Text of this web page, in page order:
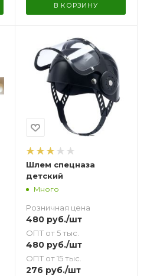
В КОРЗИНУ
Шлем спецназа
детский
Много
Розничная цена
480руб./шт
ОПТ от 5 тыс.
480руб./шт
ОПТ от 15 тыс.
276 руб./шт